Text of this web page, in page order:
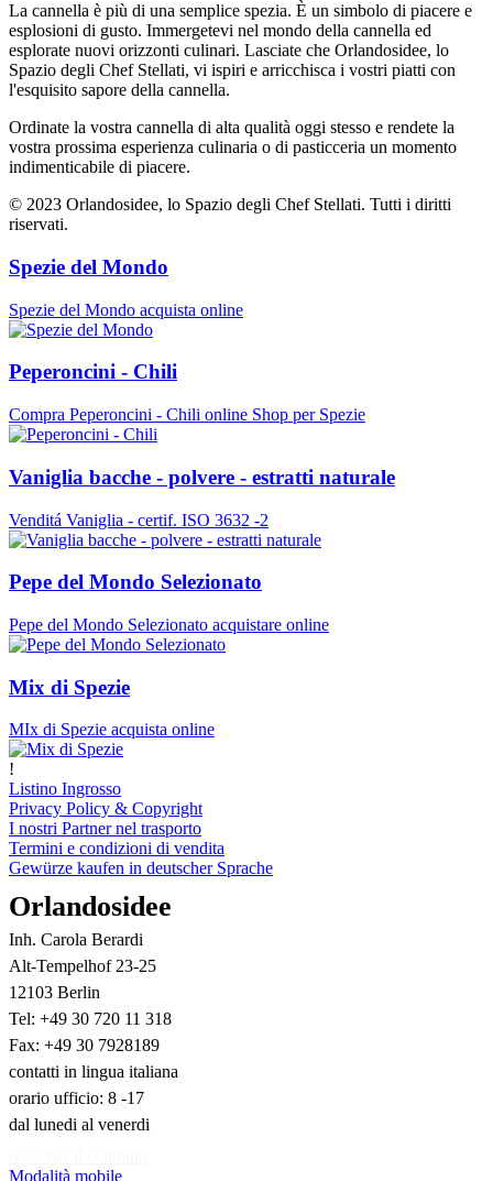
La cannella è più di una semplice spezia. È un simbolo di piacere e
esplosioni di gusto. Immergetevi nel mondo della cannella ed
esplorate nuovi orizzonti culinari. Lasciate che Orlandosidee, lo
Spazio degli Chef Stellati, vi ispiri e arricchisca i vostri piatti con
l'esquisito sapore della cannella.
Ordinate la vostra cannella di alta qualità oggi stesso e rendete la
vostra prossima esperienza culinaria o di pasticceria un momento
indimenticabile di piacere.
© 2023 Orlandosidee, lo Spazio degli Chef Stellati. Tutti i diritti
riservati.
Spezie del Mondo
Spezie del Mondo acquista online
Peperoncini - Chili
Compra Peperoncini - Chili online Shop per Spezie
Vaniglia bacche - polvere - estratti naturale
Venditá Vaniglia - certif. ISO 3632 -2
Pepe del Mondo Selezionato
Pepe del Mondo Selezionato acquistare online
Mix di Spezie
MIx di Spezie acquista online
!
Listino Ingrosso
Privacy Policy & Copyright
I nostri Partner nel trasporto
Termini e condizioni di vendita
Gewürze kaufen in deutscher Sprache
Orlandosidee
Inh. Carola Berardi
Alt-Tempelhof 23-25
12103 Berlin
Tel: +49 30 720 11 318
Fax: +49 30 7928189
contatti in lingua italiana
orario ufficio: 8 -17
dal lunedi al venerdi
Modalità mobile